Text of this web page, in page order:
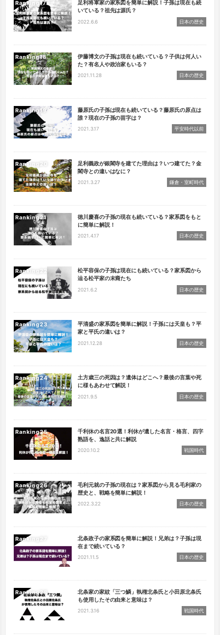
Ranking
足利将軍家の家系図を簡単に解説！子孫は現在も続
いている？祖先は源氏？
2022.6.6 日本の歴史
Ranking
伊藤博文の子孫は現在も続いている？子供は何人い
た？有名人や政治家もいる？
2021.11.28 日本の歴史
Ranking
藤原氏の子孫は現在も続いている？藤原氏の原点は
誰？現在の子孫の苗字は？
2021.3.17 平安時代以前
Ranking
足利義政が銀閣寺を建てた理由は？いつ建てた？金
閣寺との違いはなに？
2021.3.27 鎌倉・室町時代
Ranking
徳川慶喜の子孫の現在も続いている？家系図をもと
に簡単に解説！
2021.4.17 日本の歴史
Ranking
松平容保の子孫は現在にも続いている？家系図から
辿る松平家の末裔たち
2021.6.2 日本の歴史
Ranking
平清盛の家系図を簡単に解説！子孫には天皇も？平
家と平氏の違いは？
2021.12.28 日本の歴史
Ranking
土方歳三の死因は？遺体はどこへ？最後の言葉や死
に様もあわせて解説！
2021.9.5 日本の歴史
Ranking
千利休の名言20選！利休が遺した名言・格言、四字
熟語を、逸話と共に解説
2020.10.2 戦国時代
Ranking
毛利元就の子孫の現在は？家系図から見る毛利家の
歴史と、戦略を簡単に解説！
2022.3.22 日本の歴史
Ranking
北条政子の家系図を簡単に解説！兄弟は？子孫は現
在まで続いている？
2021.11.5 日本の歴史
Ranking
北条家の家紋「三つ鱗」執権北条氏と小田原北条氏
も使用したその由来と意味は？
2021.3.16 戦国時代